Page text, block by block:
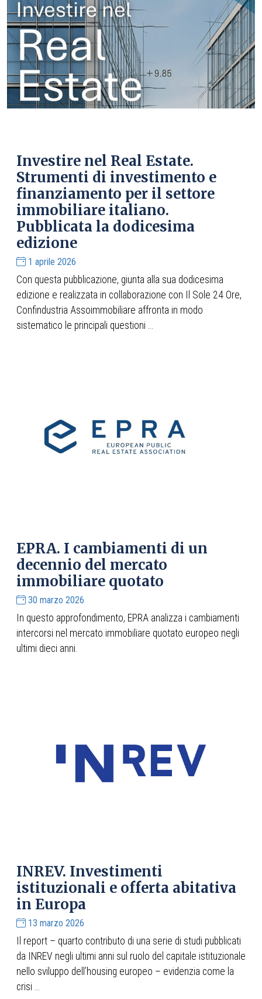
Investire nel Real Estate.
Strumenti di investimento e
finanziamento per il settore
immobiliare italiano.
Pubblicata la dodicesima
edizione
1 aprile 2026
Con questa pubblicazione, giunta alla sua dodicesima
edizione e realizzata in collaborazione con Il Sole 24 Ore,
Confindustria Assoimmobiliare affronta in modo
sistematico le principali questioni ...
EPRA. I cambiamenti di un
decennio del mercato
immobiliare quotato
30 marzo 2026
In questo approfondimento, EPRA analizza i cambiamenti
intercorsi nel mercato immobiliare quotato europeo negli
ultimi dieci anni.
INREV. Investimenti
istituzionali e offerta abitativa
in Europa
13 marzo 2026
Il report – quarto contributo di una serie di studi pubblicati
da INREV negli ultimi anni sul ruolo del capitale istituzionale
nello sviluppo dell’housing europeo – evidenzia come la
crisi ...